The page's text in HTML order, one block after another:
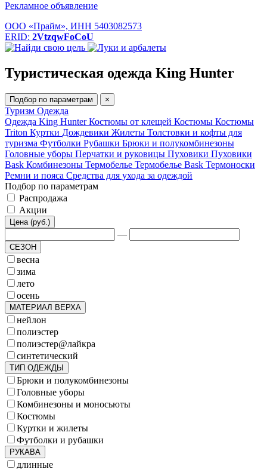
Рекламное объявление
ООО «Прайм», ИНН 5403082573
ERID: 2VtzqwFoCoU
Туристическая одежда King Hunter
Подбор по параметрам ×
Туризм Одежда
Одежда King HunterКостюмы от клещей Костюмы Костюмы
Triton Куртки Дождевики Жилеты Толстовки и кофты для
туризма Футболки Рубашки Брюки и полукомбинезоны
Головные уборы Перчатки и руковицы Пуховики Пуховики
Bask Комбинезоны Термобелье Термобелье Bask Термоноски
Ремни и пояса Средства для ухода за одеждой
Подбор по параметрам
Распродажа
Акции
Цена (руб.)
—
СЕЗОН
весна
зима
лето
осень
МАТЕРИАЛ ВЕРХА
нейлон
полиэстер
полиэстер@лайкра
синтетический
ТИП ОДЕЖДЫ
Брюки и полукомбинезоны
Головные уборы
Комбинезоны и моносьюты
Костюмы
Куртки и жилеты
Футболки и рубашки
РУКАВА
длинные